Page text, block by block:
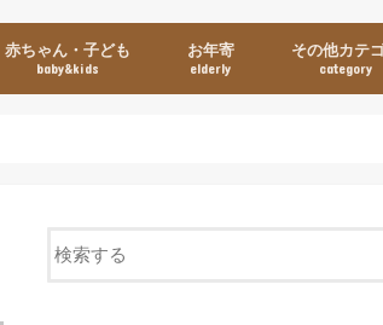
赤ちゃん・子ども
baby&kids
お年寄
elderly
その他カテ
category